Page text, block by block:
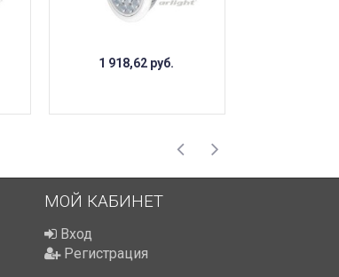
1 918,62 руб.
МОЙ КАБИНЕТ
Вход
Регистрация